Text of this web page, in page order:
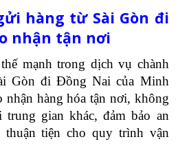
hàng từ Sài Gòn đi
nhận tận nơi
mạnh trong dịch vụ chành
Gòn đi Đồng Nai của Minh
nhận hàng hóa tận nơi, không
gian khác, đảm bảo an
thuận tiện cho quy trình vận